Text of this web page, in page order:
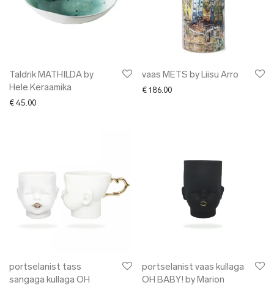
Taldrik MATHILDA by
Hele Keraamika
€ 45.00
vaas METS by Liisu Arro
€ 186.00
portselanist tass
sangaga kullaga OH
portselanist vaas kullaga
OH BABY! by Marion